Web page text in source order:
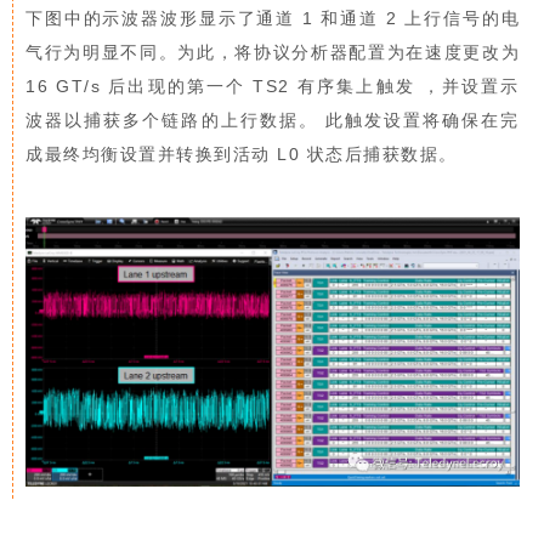
下图中的示波器波形显示了通道 1 和通道 2 上行信号的电
气行为明显不同。为此，将协议分析器配置为在速度更改为
16 GT/s 后出现的第一个 TS2 有序集上触发 ，并设置示
波器以捕获多个链路的上行数据。 此触发设置将确保在完
成最终均衡设置并转换到活动 L0 状态后捕获数据。